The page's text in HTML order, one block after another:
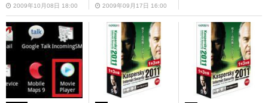
2009年10月08日 18:00 2009年09月17日 16:00